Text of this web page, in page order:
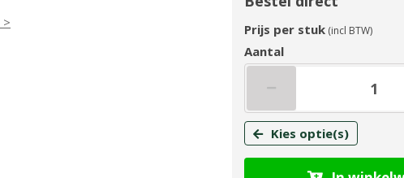
Prijs per stuk (incl BTW)
Aantal
Kies optie(s)